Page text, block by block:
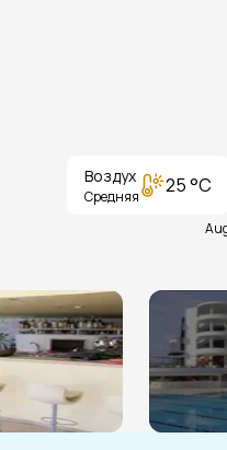
Воздух
Средняя 25 °C